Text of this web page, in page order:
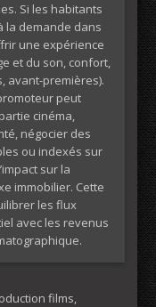
Si les habitants
la demande dans
une expérience
et du son, confort,
avant-premières).
peut
cinéma,
négocier des
ou indexés sur
sur la
immobilier. Cette
les flux
avec les revenus
films,